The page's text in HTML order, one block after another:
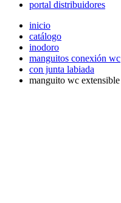
portal distribuidores
inicio
catálogo
inodoro
manguitos conexión wc
con junta labiada
manguito wc